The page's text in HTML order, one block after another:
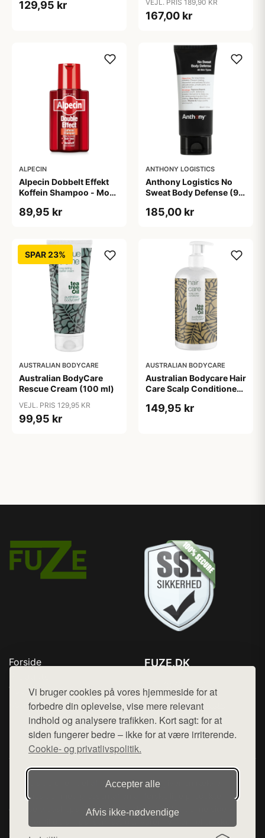
Vi bruger cookies på vores hjemmeside for at
forbedre din oplevelse, vise mere relevant
indhold og analysere trafikken. Kort sagt: for at
siden fungerer bedre – ikke for at være irriterende.
Cookie- og privatlivspolitik.
Accepter alle
Afvis ikke‑nødvendige
129,95 kr
Liquid (200 ml)
VEJL. PRIS 189,90 KR
167,00 kr
ALPECIN
Alpecin Dobbelt Effekt
Koffein Shampoo - Mod
89,95 kr
ANTHONY LOGISTICS
Anthony Logistics No
Sweat Body Defense (90
185,00 kr
SPAR 23%
AUSTRALIAN BODYCARE
Australian BodyCare
Rescue Cream (100 ml)
VEJL. PRIS 129,95 KR
99,95 kr
AUSTRALIAN BODYCARE
Australian Bodycare Hair
Care Scalp Conditioner
149,95 kr
Forside
Top Rabatter
Kontakt
FUZE.DK
Mail: hej@want.dk
Cookie- og privatlivspolitik
Denne side er en del af want.dk, der udgiver en række
hjemmesider med præsentation af forskellige produkter fra
diverse webshops. Der sælges ikke varer fra denne side - vi
henviser til de shops, som sælger varen. Vi har heller ikke
varerne på lager.